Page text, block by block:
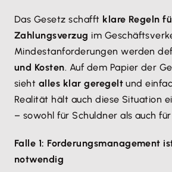
Das Gesetz schafft klare Regeln
Zahlungsverzug im
Mindestanforderungen werden
und Kosten. Auf dem Papier der
sieht alles klar geregelt und
Realität hält auch diese Situation
– sowohl für Schuldner als auch
Falle 1: Forderungsmanagement
notwendig